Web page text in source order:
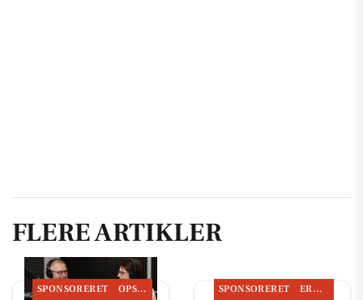
FLERE ARTIKLER
SPONSORERET OPSLAGSTAVLEN SPONSORERET ERHVERV